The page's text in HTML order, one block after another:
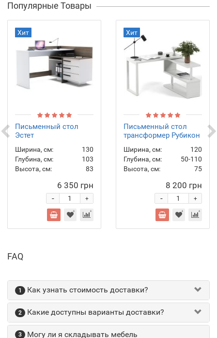
Популярные Товары
Хит
Письменный стол
Эстет
Ширина, см:
130
Глубина, см:
103
Высота, см:
83
6 350 грн
+
-
Хит
Письменный стол
трансформер Рубикон
Ширина, см:
120
Глубина, см:
50-110
Высота, см:
75
8 200 грн
+
-
FAQ
1 Как узнать стоимость доставки?
2 Какие доступны варианты доставки?
3 Могу ли я складывать мебель